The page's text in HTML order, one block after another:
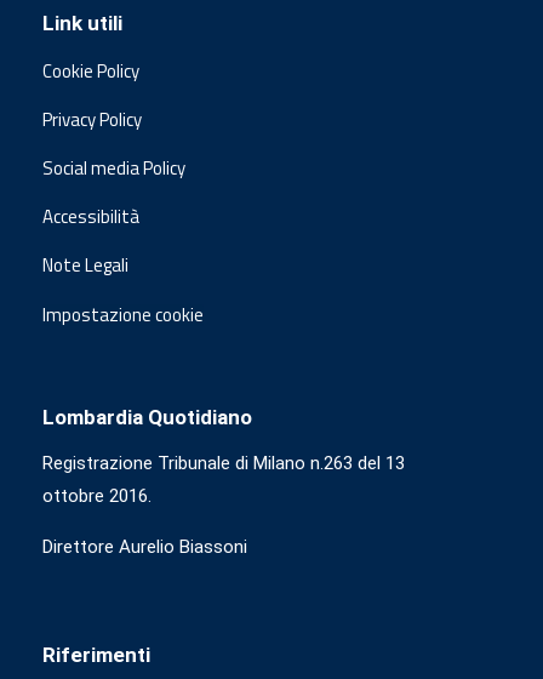
Link utili
Cookie Policy
Privacy Policy
Social media Policy
Accessibilità
Note Legali
Impostazione cookie
Lombardia Quotidiano
Registrazione Tribunale di Milano n.263 del 13
ottobre 2016.
Direttore Aurelio Biassoni
Riferimenti